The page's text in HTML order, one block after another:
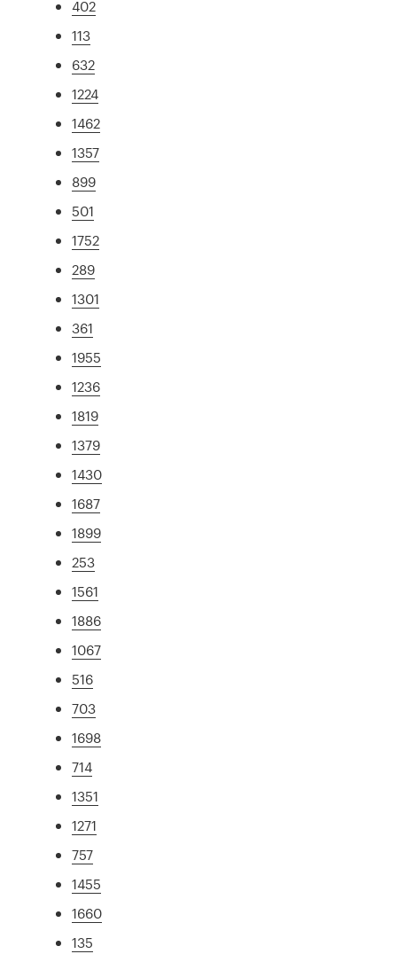
402
113
632
1224
1462
1357
899
501
1752
289
1301
361
1955
1236
1819
1379
1430
1687
1899
253
1561
1886
1067
516
703
1698
714
1351
1271
757
1455
1660
135